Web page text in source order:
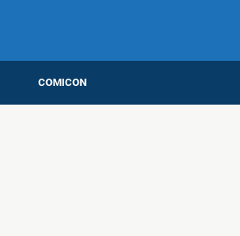
COMICON